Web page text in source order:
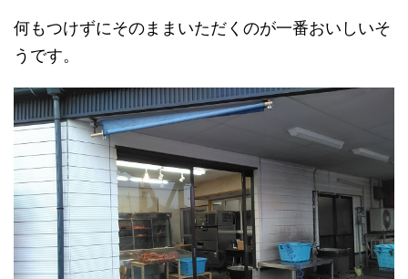
何もつけずにそのままいただくのが一番おいしいそ
うです。